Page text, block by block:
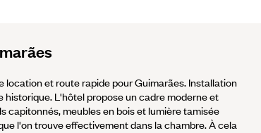
location et route rapide pour Guimarães. Installation
historique. L'hôtel propose un cadre moderne et
capitonnés, meubles en bois et lumière tamisée
l'on trouve effectivement dans la chambre. À cela